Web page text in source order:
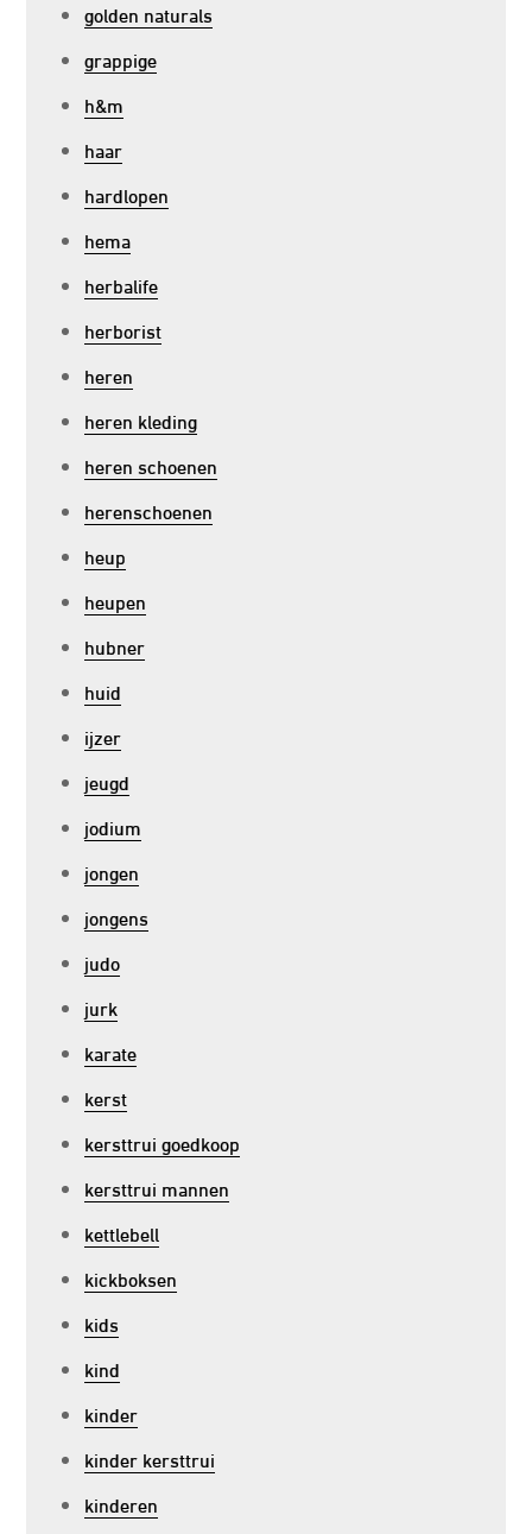
golden naturals
grappige
h&m
haar
hardlopen
hema
herbalife
herborist
heren
heren kleding
heren schoenen
herenschoenen
heup
heupen
hubner
huid
ijzer
jeugd
jodium
jongen
jongens
judo
jurk
karate
kerst
kersttrui goedkoop
kersttrui mannen
kettlebell
kickboksen
kids
kind
kinder
kinder kersttrui
kinderen